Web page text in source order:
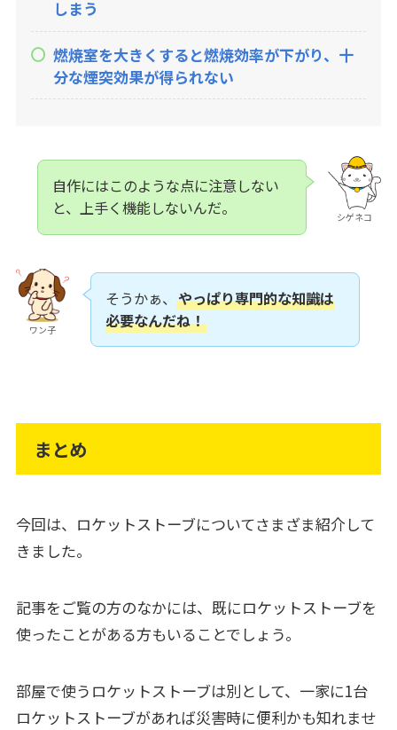
しまう
燃焼室を大きくすると燃焼効率が下がり、十
分な煙突効果が得られない
シゲネコ
自作にはこのような点に注意しない
と、上手く機能しないんだ。
ワン子
そうかぁ、やっぱり専門的な知識は
必要なんだね！
まとめ
今回は、ロケットストーブについてさまざま紹介して
きました。
記事をご覧の方のなかには、既にロケットストーブを
使ったことがある方もいることでしょう。
部屋で使うロケットストーブは別として、一家に1台
ロケットストーブがあれば災害時に便利かも知れませ